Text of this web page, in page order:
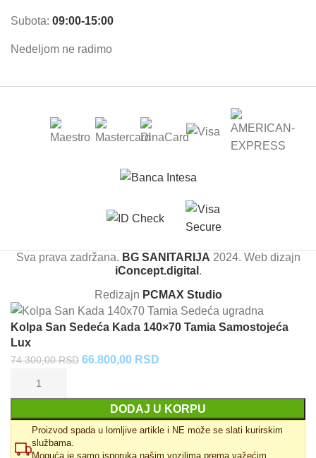
Subota: 09:00-15:00
Nedeljom ne radimo
Sva prava zadržana. BG SANITARIJA 2024. Web dizajn
iConcept.digital .
Redizajn PCMAX Studio
Kolpa San Sedeća Kada 140×70 Tamia Samostojeća
Lux
74.300,00RSD Originalna
74.300,00 RSD.
66.800,00 RSD
66.800,00 RSD.
DODAJ U KORPU
Proizvod spada u lomljive artikle i NE može se slati kurirskim
službama.
Moguća je samo isporuka našim vozilima prema važećim